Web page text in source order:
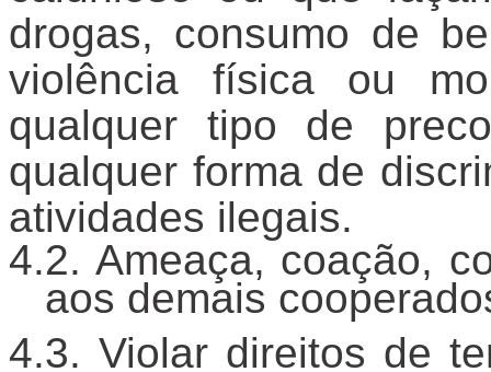
drogas, consumo de
violência física ou
qualquer tipo de
qualquer forma de
atividades ilegais.
Ameaça, coação,
aos demais
Violar direitos de